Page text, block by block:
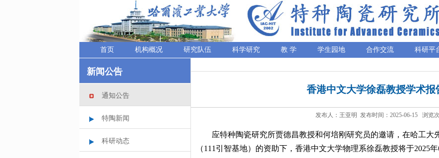
首页 机构概况 研究队伍 科学研究 教 学 学生园地 合作交流 科研平
新闻公告
通知公告
特陶新闻
科研动态
香港中文大学徐磊教授学术报
发布人：王亚明 发布时间：2025-06-15 浏览
应特种陶瓷研究所贾德昌教授和何培刚研究员的邀请，在哈工大
（111引智基地）的资助下，香港中文大学物理系徐磊教授将于2025